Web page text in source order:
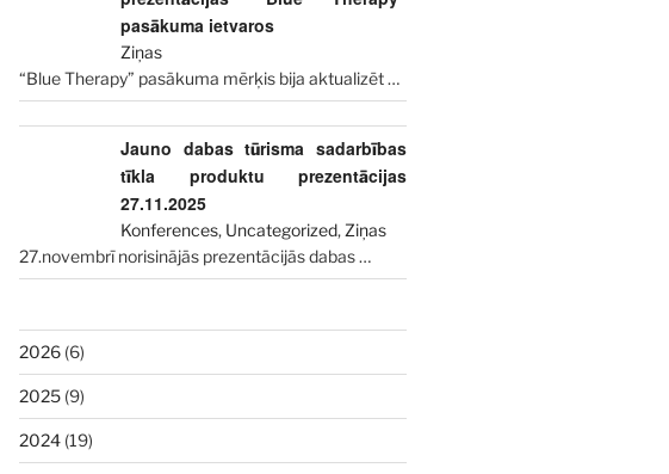
pasākuma ietvaros
Ziņas
“Blue Therapy” pasākuma mērķis bija aktualizēt…
Jauno dabas tūrisma sadarbības
tīkla produktu prezentācijas
27.11.2025
Konferences, Uncategorized, Ziņas
27.novembrī norisinājās prezentācijās dabas…
2026(6)
2025(9)
2024(19)